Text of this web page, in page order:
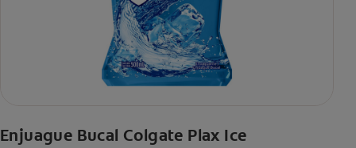
Enjuague Bucal Colgate Plax Ice